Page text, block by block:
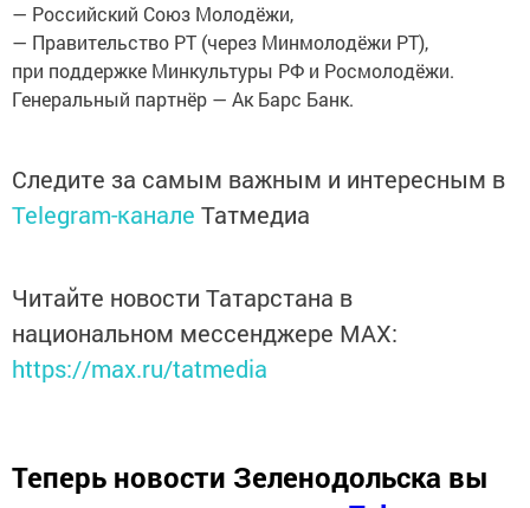
— Российский Союз Молодёжи,
— Правительство РТ (через Минмолодёжи РТ),
при поддержке Минкультуры РФ и Росмолодёжи.
Генеральный партнёр — Ак Барс Банк.
Следите за самым важным и интересным в
Telegram-канале Татмедиа
Читайте новости Татарстана в
национальном мессенджере MАХ:
https://max.ru/tatmedia
Теперь новости Зеленодольска вы